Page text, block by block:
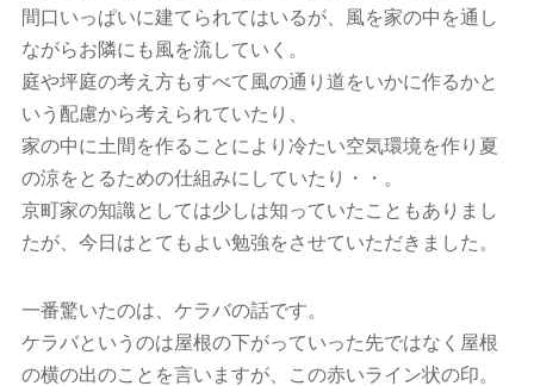
間口いっぱいに建てられてはいるが、風を家の中を通し
ながらお隣にも風を流していく。
庭や坪庭の考え方もすべて風の通り道をいかに作るかと
いう配慮から考えられていたり、
家の中に土間を作ることにより冷たい空気環境を作り夏
の涼をとるための仕組みにしていたり・・。
京町家の知識としては少しは知っていたこともありまし
たが、今日はとてもよい勉強をさせていただきました。
一番驚いたのは、ケラバの話です。
ケラバというのは屋根の下がっていった先ではなく屋根
の横の出のことを言いますが、この赤いライン状の印。